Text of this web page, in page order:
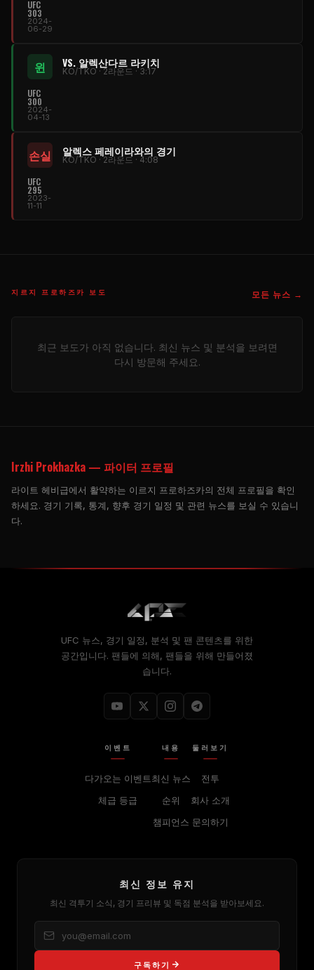
UFC
303
2024-
06-29
윈 VS. 알렉산다르 라키치
KO/TKO · 2라운드 · 3:17
UFC
300
2024-
04-13
손실 알렉스 페레이라와의 경기
KO/TKO · 2라운드 · 4:08
UFC
295
2023-
11-11
지르지 프로하즈카 보도 모든 뉴스 →
최근 보도가 아직 없습니다. 최신 뉴스 및 분석을 보려면
다시 방문해 주세요.
Irzhi Prokhazka — 파이터 프로필
라이트 헤비급에서 활약하는 이르지 프로하즈카의 전체 프로필을 확인
하세요. 경기 기록, 통계, 향후 경기 일정 및 관련 뉴스를 보실 수 있습니
다.
UFC 뉴스, 경기 일정, 분석 및 팬 콘텐츠를 위한
공간입니다. 팬들에 의해, 팬들을 위해 만들어졌
습니다.
이벤트
다가오는 이벤트
체급 등급
내용
최신 뉴스
순위
챔피언스
둘러보기
전투
회사 소개
문의하기
최신 정보 유지
최신 격투기 소식, 경기 프리뷰 및 독점 분석을 받아보세요.
구독하기